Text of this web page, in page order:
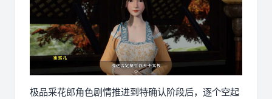
极品采花郎角色剧情推进到特确认阶段后，逐个空起